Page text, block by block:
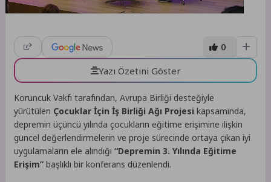
0
Yazı Özetini Göster
Koruncuk Vakfı tarafından, Avrupa Birliği desteğiyle
yürütülen Çocuklar İçin İş Birliği Ağı Projesi kapsamında,
depremin üçüncü yılında çocukların eğitime erişimine ilişkin
güncel değerlendirmelerin ve proje sürecinde ortaya çıkan iyi
uygulamaların ele alındığı“Depremin 3. Yılında Eğitime
Erişim” başlıklı bir konferans düzenlendi.